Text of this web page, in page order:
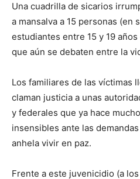
Una cuadrilla de sicarios
a mansalva a 15 personas (en
estudiantes entre 15 y 19
que aún se debaten entre la
Los familiares de las víctimas
claman justicia a unas
y federales que ya hace
insensibles ante las
anhela vivir en paz.
Frente a este juvenicidio (a